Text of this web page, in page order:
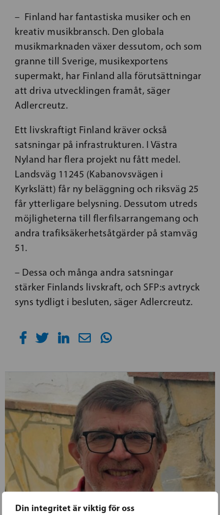
Din integritet är viktig för oss
– Finland har fantastiska musiker och en
kreativ musikbransch. Den globala
musikmarknaden växer dessutom, och som
granne till Sverige, musikexportens
supermakt, har Finland alla förutsättningar
att driva utvecklingen framåt, säger
Adlercreutz.
Ett livskraftigt Finland kräver också
satsningar på infrastrukturen. I Västra
Nyland har flera projekt nu fått medel.
Landsväg 11245 (Kabanovsvägen i
Kyrkslätt) får ny beläggning och riksväg 25
får ytterligare belysning. Dessutom utreds
möjligheterna till flerfilsarrangemang och
andra trafiksäkerhetsåtgärder på stamväg
51.
– Dessa och många andra satsningar
stärker Finlands livskraft, och SFP:s avtryck
syns tydligt i besluten, säger Adlercreutz.